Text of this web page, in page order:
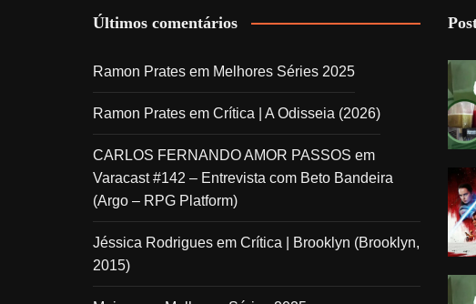
Últimos comentários
Ramon Prates em Melhores Séries 2025
Ramon Prates em Crítica | A Odisseia (2026)
CARLOS FERNANDO AMOR PASSOS em
Varacast #142 – Entrevista com Beto Bandeira
(Argo – RPG Platform)
Jéssica Rodrigues em Crítica | Brooklyn (Brooklyn,
2015)